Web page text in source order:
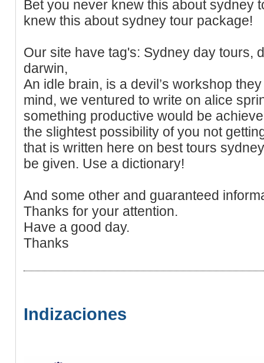
Bet you never knew this about sydney
knew this about sydney tour package!
Our site have tag's: Sydney day tours,
darwin,
An idle brain, is a devil’s workshop
mind, we ventured to write on alice
something productive would be
the slightest possibility of you not
that is written here on best tours
be given. Use a dictionary!
And some other and guaranteed
Thanks for your attention.
Have a good day.
Thanks
Indizaciones